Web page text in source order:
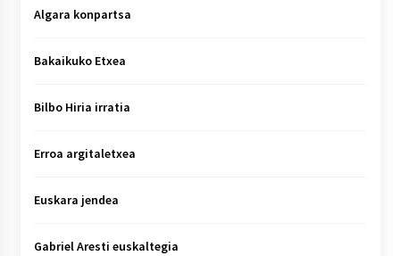
Algara konpartsa
Bakaikuko Etxea
Bilbo Hiria irratia
Erroa argitaletxea
Euskara jendea
Gabriel Aresti euskaltegia